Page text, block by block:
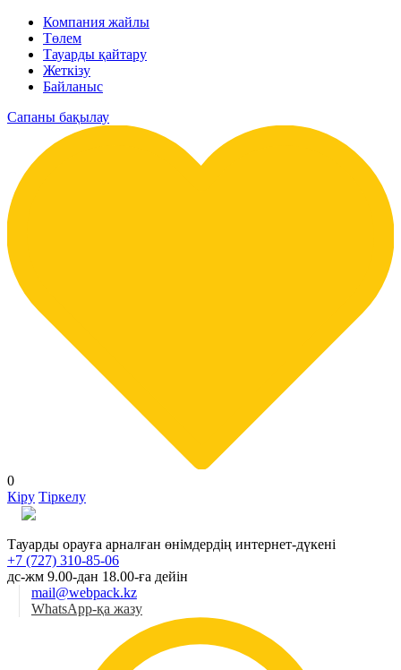
Компания жайлы
Төлем
Тауарды қайтару
Жеткізу
Байланыс
Сапаны бақылау
0
Кіру Тіркелу
Тауарды орауға арналған өнімдердің интернет-дүкені
+7 (727) 310-85-06
дс-жм 9.00-дан 18.00-ға дейін
mail@webpack.kz
WhatsApp-қа жазу